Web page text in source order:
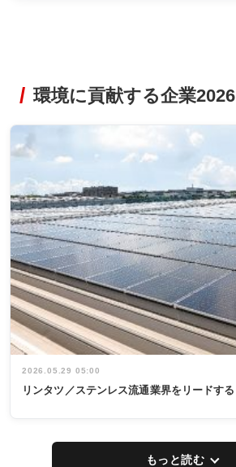
環境に貢献する企業2026
2026.05.29 05:00
リンタツ／ステンレス流通業界をリードする
もっと読む